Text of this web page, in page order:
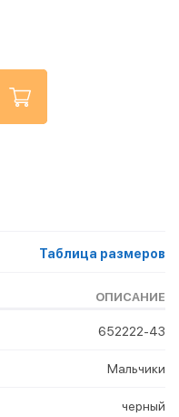
Таблица размеров
ОПИСАНИЕ
652222-43
Мальчики
черный